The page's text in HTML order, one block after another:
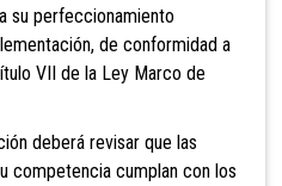
su perfeccionamiento
de conformidad a
VII de la Ley Marco de
deberá revisar que las
competencia cumplan con los